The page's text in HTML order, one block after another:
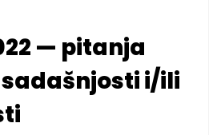
— pitanja
i/ili